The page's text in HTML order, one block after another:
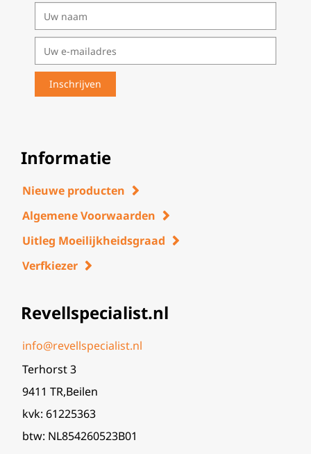
Informatie
Nieuwe producten
Algemene Voorwaarden
Uitleg Moeilijkheidsgraad
Verfkiezer
Revellspecialist.nl
info@revellspecialist.nl
Terhorst 3
9411 TR,Beilen
kvk: 61225363
btw: NL854260523B01